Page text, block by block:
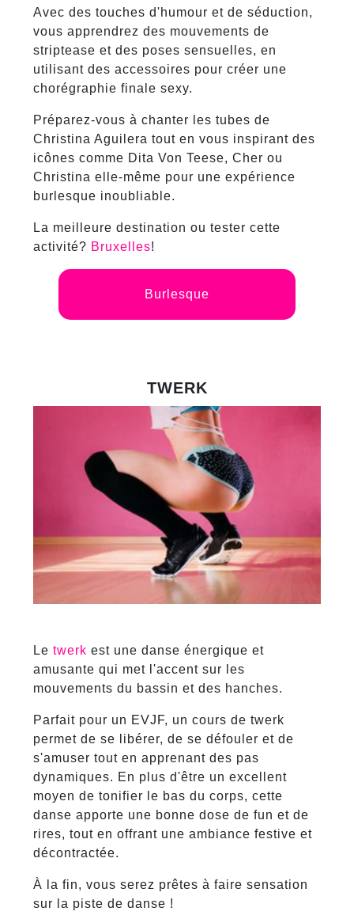
Avec des touches d'humour et de séduction,
vous apprendrez des mouvements de
striptease et des poses sensuelles, en
utilisant des accessoires pour créer une
chorégraphie finale sexy.
Préparez-vous à chanter les tubes de
Christina Aguilera tout en vous inspirant des
icônes comme Dita Von Teese, Cher ou
Christina elle-même pour une expérience
burlesque inoubliable.
La meilleure destination ou tester cette
activité? Bruxelles!
Burlesque
TWERK
Le twerk est une danse énergique et
amusante qui met l'accent sur les
mouvements du bassin et des hanches.
Parfait pour un EVJF, un cours de twerk
permet de se libérer, de se défouler et de
s'amuser tout en apprenant des pas
dynamiques. En plus d'être un excellent
moyen de tonifier le bas du corps, cette
danse apporte une bonne dose de fun et de
rires, tout en offrant une ambiance festive et
décontractée.
À la fin, vous serez prêtes à faire sensation
sur la piste de danse !